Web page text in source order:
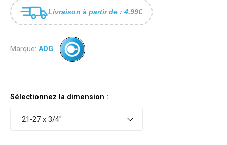
Livraison à partir de : 4.99€
Marque: ADG
Sélectionnez la dimension :
21-27 x 3/4"